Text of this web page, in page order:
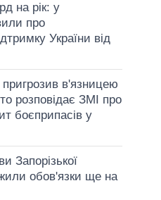
на рік: у
про
України від
в'язницею
розповідає ЗМІ про
боєприпасів у
Запорізької
обов'язки ще на